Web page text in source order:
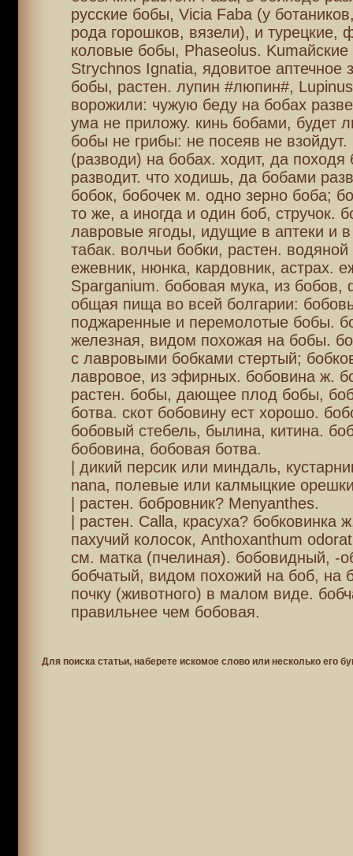
русские бобы, Vicia Faba (у
рода горошков, вязели), и турецкие,
коловые бобы, Phaseolus.
Strychnos Ignatia, ядовитое аптечное
бобы, растен. лупин #люпин#,
ворожили: чужую беду на бобах
ума не приложу. кинь бобами, будет
бобы не грибы: не посеяв не
(разводи) на бобах. ходит, да походя
разводит. что ходишь, да бобами
бобок, бобочек м. одно зерно боба;
то же, а иногда и один боб, стручок.
лавровые ягоды, идущие в аптеки и
табак. волчьи бобки, растен.
ежевник, нюнка, кардовник, астрах.
Sparganium. бобовая мука, из бобов,
общая пища во всей болгарии:
поджаренные и перемолотые бобы.
железная, видом похожая на бобы.
с лавровыми бобками стертый;
лавровое, из эфирных. бобовина ж.
растен. бобы, дающее плод бобы,
ботва. скот бобовину ест хорошо.
бобовый стебель, былина, китина.
бобовина, бобовая ботва.
| дикий персик или миндаль,
nana, полевые или калмыцкие
| растен. бобровник? Menyanthes.
| растен. Calla, красуха? бобковинка
пахучий колосок, Anthoxanthum
см. матка (пчелиная). бобовидный, -
бобчатый, видом похожий на боб, на
почку (животного) в малом виде.
правильнее чем бобовая.
Для поиска статьи, наберете искомое слово или несколько его